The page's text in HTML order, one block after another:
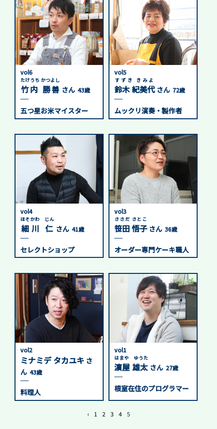
vol6
竹内 勝善
たけうち かつよし
さん 43歳
五つ星お米マイスター
vol5
鈴木 紀美代
すずき きみよ
さん 72歳
ムックリ演奏・製作者
vol4
細川 仁
ほそかわ じん
さん 41歳
セレクトショップ
vol3
笹田 悟子
ささだ さとこ
さん 36歳
オーダー専門ケーキ職人
vol2
ミナミデ タカユキ さ
ん 43歳
料理人
vol1
濵屋 雄太
はまや ゆうた
さん 27歳
根室在住のプログラマー
‹ 1 2 3 4 5